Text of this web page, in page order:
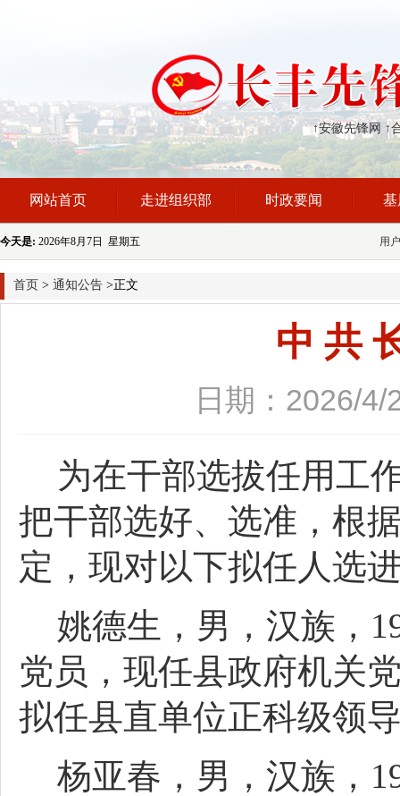
↑安徽先锋网 ↑
网站首页 走进组织部 时政要闻 基
今天是: 2026年8月7日 星期五 用
首页 > 通知公告 >正文
中 共
日期：2026/
为在干部选拔任用工
把干部选好、选准，根
定，现对以下拟任人选
姚德生，男，汉族，
党员，现任县政府机关
拟任县直单位正科级领
杨亚春，男，汉族，